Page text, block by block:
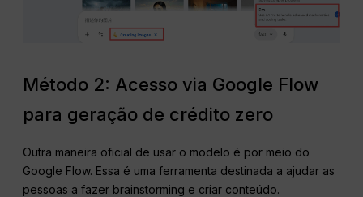
Método 2: Acesso via Google Flow
para geração de crédito zero
Outra maneira oficial de usar o modelo é por meio do
Google Flow. Essa é uma ferramenta destinada a ajudar as
pessoas a fazer brainstorming e criar conteúdo.